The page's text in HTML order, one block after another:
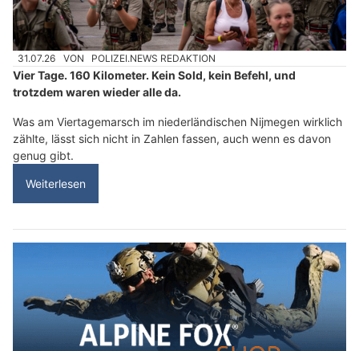
31.07.26 VON POLIZEI.NEWS REDAKTION
Vier Tage. 160 Kilometer. Kein Sold, kein Befehl, und
trotzdem waren wieder alle da.
Was am Viertagemarsch im niederländischen Nijmegen wirklich
zählte, lässt sich nicht in Zahlen fassen, auch wenn es davon
genug gibt.
Weiterlesen